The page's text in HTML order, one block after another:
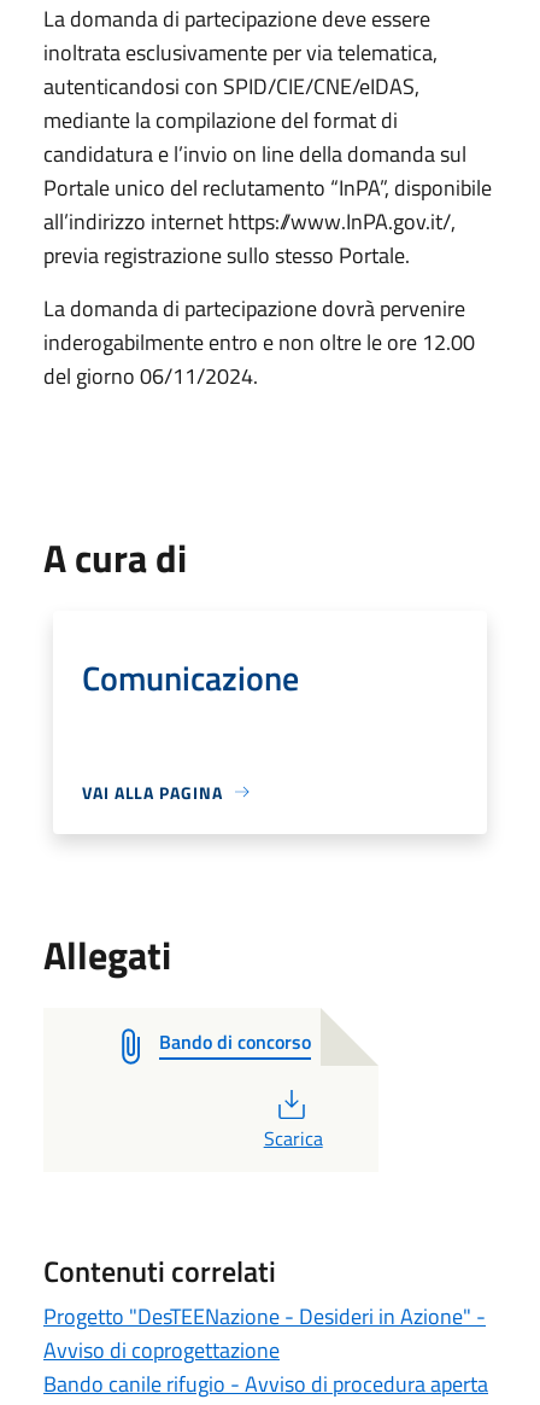
La domanda di partecipazione deve essere
inoltrata esclusivamente per via telematica,
autenticandosi con SPID/CIE/CNE/eIDAS,
mediante la compilazione del format di
candidatura e l’invio on line della domanda sul
Portale unico del reclutamento “InPA”, disponibile
all’indirizzo internet https://www.InPA.gov.it/,
previa registrazione sullo stesso Portale.
La domanda di partecipazione dovrà pervenire
inderogabilmente entro e non oltre le ore 12.00
del giorno 06/11/2024.
A cura di
Comunicazione
VAI ALLA PAGINA
Allegati
Bando di concorso
Scarica
Contenuti correlati
Progetto "DesTEENazione - Desideri in Azione" -
Avviso di coprogettazione
Bando canile rifugio - Avviso di procedura aperta